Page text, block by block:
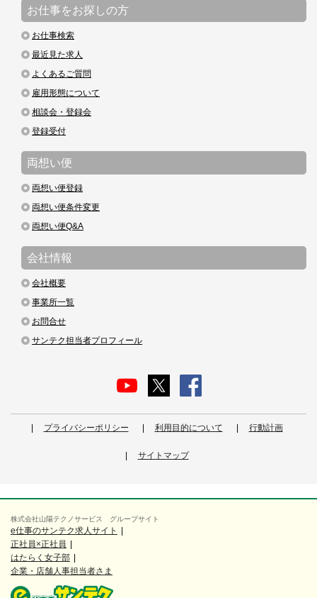
お仕事をお探しの方
お仕事検索
最近見た求人
よくあるご質問
雇用形態について
相談会・登録会
登録受付
両想い便
両想い便登録
両想い便条件変更
両想い便Q&A
会社情報
会社概要
事業所一覧
お問合せ
サンテク担当者プロフィール
プライバシーポリシー 利用目的について 行動計画
サイトマップ
株式会社山陽テクノサービス グループサイト
e仕事のサンテク求人サイト
正社員×正社員
はたらく女子部
企業・店舗人事担当者さま